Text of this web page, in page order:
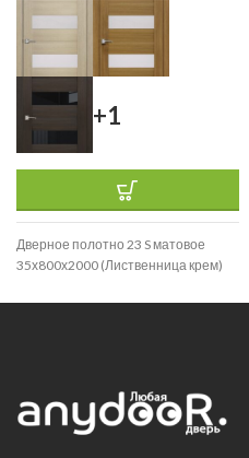
+1
Дверное полотно 23 S матовое
35х800х2000 (Лиственница крем)